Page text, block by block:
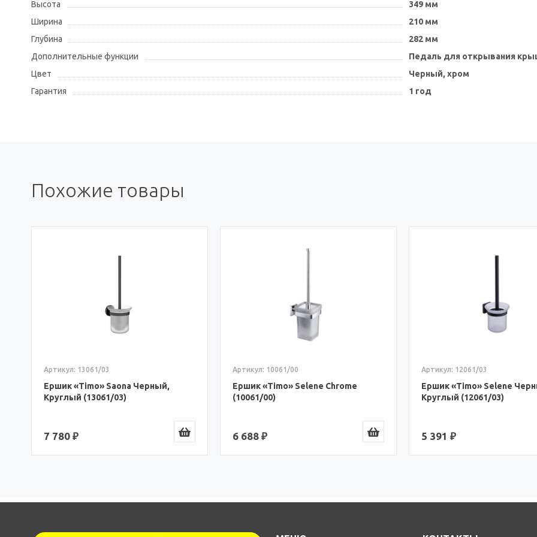
Высота
349 мм
Ширина
210 мм
Глубина
282 мм
Дополнительные функции
Педаль для открывания
Цвет
Черный, хром
Гарантия
1 год
Похожие товары
Артикул: 13061/03
Ершик «Timo» Saona Черный,
Круглый (13061/03)
7 780 ₽
Артикул: 10061/00
Ершик «Timo» Selene Chrome
(10061/00)
6 688 ₽
Артикул: 12061/03
Ершик «Timo» Selene
Круглый (12061/03)
5 391 ₽